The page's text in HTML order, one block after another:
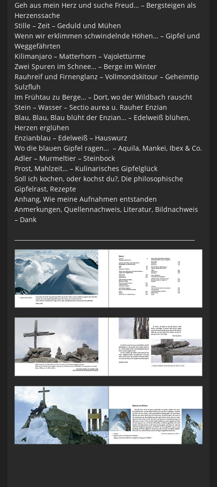
Geh aus mein Herz und suche Freud… – Bergsteigen als
Herzenssache
Stille – Zeit – Geduld und Mühen
Wenn wir erklimmen schwindelnde Höhen… – Gipfel und
Weggefährten
Kilimanjaro – Matterhorn – Vajolettürme
Zwei Spuren im Schnee… – Berge im Winter
Rauhreif und Firnenglanz – Vollmondskitour – Geheimtip
Sulzfluh
Im Frühtau zu Berge… – Dort, wo der Wildbach rauscht
Stein – Wasser – Sectio aurea u. Rauher Enzian
Blau, Blau, Blau blüht der Enzian… – Edelweiß blühen,
Herzen erglühen
Enzianblau – Edelweiß – Hauswurz
Wo die blauen Gipfel ragen… – Aquila, Mankei, Ibex & Co.
Adler – Murmeltier – Steinbock
Prost, Mahlzeit… – Kulinarisches Gipfelglück
Soll ich kochen, oder kochst du?, Die philosophische
Gipfelrast, Rezepte
Anhang, Wie meine Aufnahmen entstanden
Anmerkungen, Quellennachweis, Literatur, Bildnachweis
– Dank